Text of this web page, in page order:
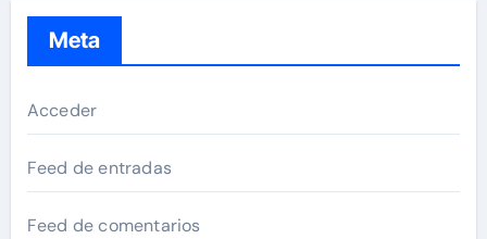
Meta
Acceder
Feed de entradas
Feed de comentarios